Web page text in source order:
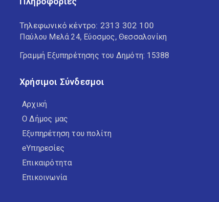
Τηλεφωνικό κέντρο: 2313 302 100
Παύλου Μελά 24, Εύοσμος, Θεσσαλονίκη
Γραμμή Εξυπηρέτησης του Δημότη: 15388
Χρήσιμοι Σύνδεσμοι
Αρχική
Ο Δήμος μας
Εξυπηρέτηση του πολίτη
eΥπηρεσίες
Επικαιρότητα
Επικοινωνία